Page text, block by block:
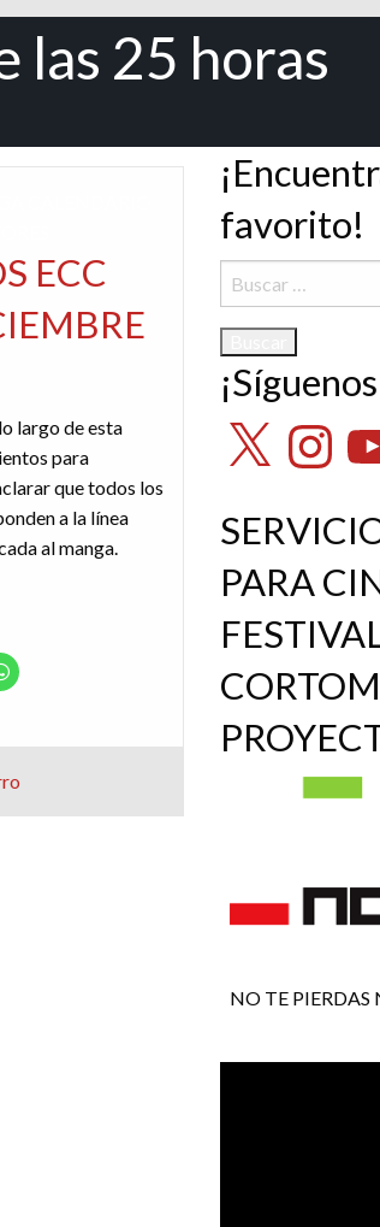
las 25 horas
ECC
largo de esta
para
que todos los
a la línea
al manga.
favorito!
Buscar:
X Instagram
PARA
NO TE PIERDAS